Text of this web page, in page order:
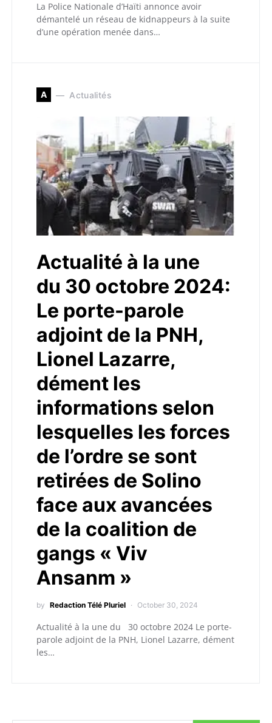
La Police Nationale d’Haïti annonce avoir
démantelé un réseau de kidnappeurs à la suite
d’une opération menée dans…
A Actualités
Actualité à la une
du 30 octobre 2024:
Le porte-parole
adjoint de la PNH,
Lionel Lazarre,
dément les
informations selon
lesquelles les forces
de l’ordre se sont
retirées de Solino
face aux avancées
de la coalition de
gangs « Viv
Ansanm »
by Redaction Télé Pluriel October 30, 2024
Actualité à la une du 30 octobre 2024 Le porte-
parole adjoint de la PNH, Lionel Lazarre, dément
les…